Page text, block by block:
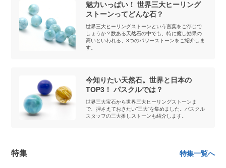
魅力いっぱい！ 世界三大ヒーリング
ストーンってどんな石？
世界三大ヒーリングストーンという言葉をご存じで
しょうか？数ある天然石の中でも、特に癒し効果の
高いといわれる、3つのパワーストーンをご紹介しま
す。
今知りたい天然石。世界と日本の
TOP3！ パスクルでは？
世界三大宝石から世界三大ヒーリングストーンま
で、押さえておきたい“三大”を集めました。パスクル
スタッフの三大推しストーンも紹介します。
特集 特集一覧へ